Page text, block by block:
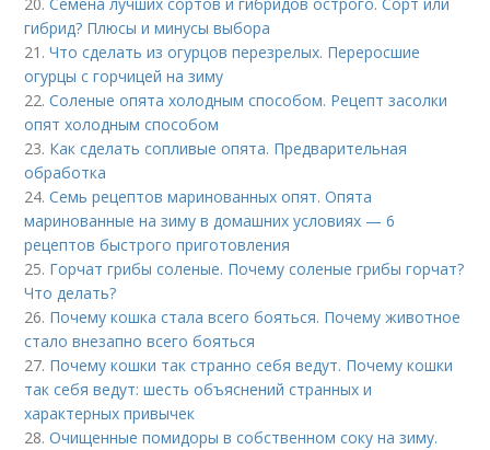
гибрид? Плюсы и минусы выбора
21.Что сделать из огурцов перезрелых. Переросшие
огурцы с горчицей на зиму
22.Соленые опята холодным способом. Рецепт засолки
опят холодным способом
23. Как сделать сопливые опята. Предварительная
обработка
24.Семь рецептов маринованных опят. Опята
маринованные на зиму в домашних условиях — 6
рецептов быстрого приготовления
25. Горчат грибы соленые. Почему соленые грибы горчат?
Что делать?
26. Почему кошка стала всего бояться. Почему животное
стало внезапно всего бояться
27. Почему кошки так странно себя ведут. Почему кошки
так себя ведут: шесть объяснений странных и
характерных привычек
28.Очищенные помидоры в собственном соку на зиму.